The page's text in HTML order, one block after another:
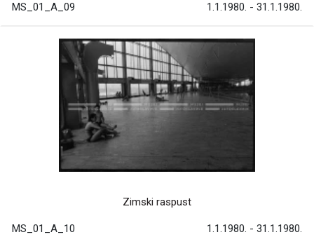
MS_01_A_09 1.1.1980. - 31.1.1980.
Zimski raspust
MS_01_A_10 1.1.1980. - 31.1.1980.